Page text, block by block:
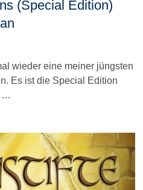
(Special Edition)
wieder eine meiner jüngsten
Es ist die Special Edition
…